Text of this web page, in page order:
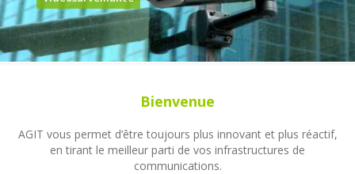
Bienvenue
AGIT vous permet d’être toujours plus innovant et plus réactif,
en tirant le meilleur parti de vos infrastructures de
communications.